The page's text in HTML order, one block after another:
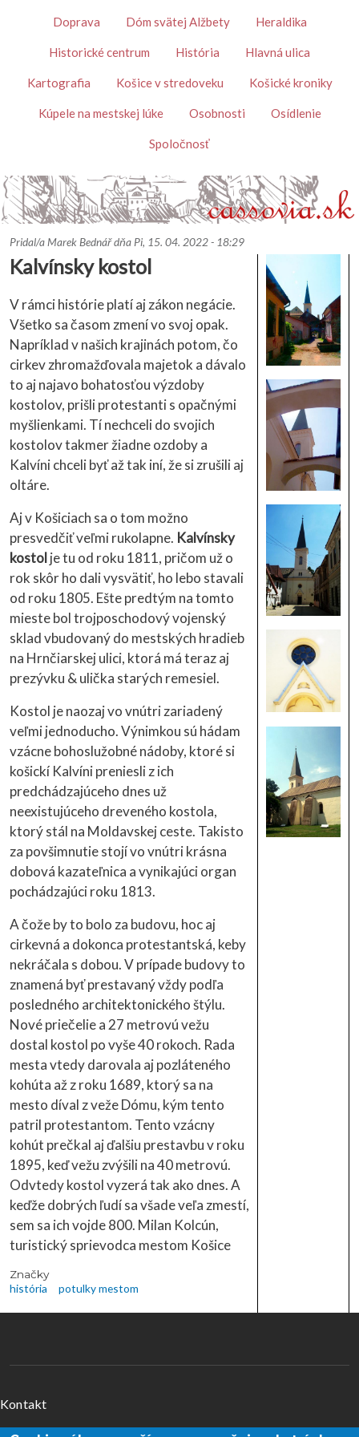
TémyDoprava Dóm svätej Alžbety Heraldika
Historické centrum História Hlavná ulica
Kartografia Košice v stredoveku Košické kroniky
Kúpele na mestskej lúke Osobnosti Osídlenie
Spoločnosť
Pridal/a Marek Bednářdňa Pi, 15. 04. 2022 - 18:29
Kalvínsky kostol
V rámci histórie platí aj zákon negácie.
Všetko sa časom zmení vo svoj opak.
Napríklad v našich krajinách potom, čo
cirkev zhromažďovala majetok a dávalo
to aj najavo bohatosťou výzdoby
kostolov, prišli protestanti s opačnými
myšlienkami. Tí nechceli do svojich
kostolov takmer žiadne ozdoby a
Kalvíni chceli byť až tak iní, že si zrušili aj
oltáre.
Aj v Košiciach sa o tom možno
presvedčiť veľmi rukolapne. Kalvínsky
kostolje tu od roku 1811, pričom už o
rok skôr ho dali vysvätiť, ho lebo stavali
od roku 1805. Ešte predtým na tomto
mieste bol trojposchodový vojenský
sklad vbudovaný do mestských hradieb
na Hrnčiarskej ulici, ktorá má teraz aj
prezývku & ulička starých remesiel.
Kostol je naozaj vo vnútri zariadený
veľmi jednoducho. Výnimkou sú hádam
vzácne bohoslužobné nádoby, ktoré si
košickí Kalvíni preniesli z ich
predchádzajúceho dnes už
neexistujúceho dreveného kostola,
ktorý stál na Moldavskej ceste. Takisto
za povšimnutie stojí vo vnútri krásna
dobová kazateľnica a vynikajúci organ
pochádzajúci roku 1813.
A čože by to bolo za budovu, hoc aj
cirkevná a dokonca protestantská, keby
nekráčala s dobou. V prípade budovy to
znamená byť prestavaný vždy podľa
posledného architektonického štýlu.
Nové priečelie a 27 metrovú vežu
dostal kostol po vyše 40 rokoch. Rada
mesta vtedy darovala aj pozláteného
kohúta až z roku 1689, ktorý sa na
mesto díval z veže Dómu, kým tento
patril protestantom. Tento vzácny
kohút prečkal aj ďalšiu prestavbu v roku
1895, keď vežu zvýšili na 40 metrovú.
Odvtedy kostol vyzerá tak ako dnes. A
keďže dobrých ľudí sa všade veľa zmestí,
sem sa ich vojde 800. Milan Kolcún,
turistický sprievodca mestom Košice
Značky
história potulky mestom
Menu v päte
Kontakt